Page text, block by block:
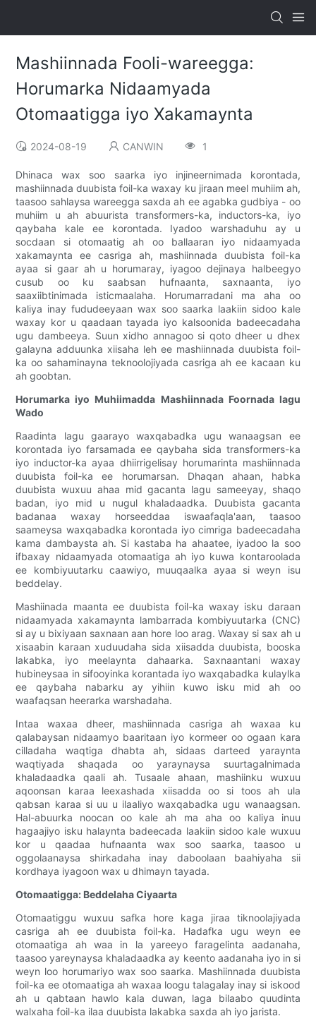
Mashiinnada Fooli-wareegga:
Horumarka Nidaamyada
Otomaatigga iyo Xakamaynta
2024-08-19 CANWIN 1
Dhinaca wax soo saarka iyo injineernimada korontada,
mashiinnada duubista foil-ka waxay ku jiraan meel muhiim ah,
taasoo sahlaysa wareegga saxda ah ee agabka gudbiya - oo
muhiim u ah abuurista transformers-ka, inductors-ka, iyo
qaybaha kale ee korontada. Iyadoo warshaduhu ay u
socdaan si otomaatig ah oo ballaaran iyo nidaamyada
xakamaynta ee casriga ah, mashiinnada duubista foil-ka
ayaa si gaar ah u horumaray, iyagoo dejinaya halbeegyo
cusub oo ku saabsan hufnaanta, saxnaanta, iyo
saaxiibtinimada isticmaalaha. Horumarradani ma aha oo
kaliya inay fududeeyaan wax soo saarka laakiin sidoo kale
waxay kor u qaadaan tayada iyo kalsoonida badeecadaha
ugu dambeeya. Suun xidho annagoo si qoto dheer u dhex
galayna adduunka xiisaha leh ee mashiinnada duubista foil-
ka oo sahaminayna teknoolojiyada casriga ah ee kacaan ku
ah goobtan.
Horumarka iyo Muhiimadda Mashiinnada Foornada lagu
Wado
Raadinta lagu gaarayo waxqabadka ugu wanaagsan ee
korontada iyo farsamada ee qaybaha sida transformers-ka
iyo inductor-ka ayaa dhiirrigelisay horumarinta mashiinnada
duubista foil-ka ee horumarsan. Dhaqan ahaan, habka
duubista wuxuu ahaa mid gacanta lagu sameeyay, shaqo
badan, iyo mid u nugul khaladaadka. Duubista gacanta
badanaa waxay horseeddaa iswaafaqla'aan, taasoo
saameysa waxqabadka korontada iyo cimriga badeecadaha
kama dambaysta ah. Si kastaba ha ahaatee, iyadoo la soo
ifbaxay nidaamyada otomaatiga ah iyo kuwa kontaroolada
ee kombiyuutarku caawiyo, muuqaalka ayaa si weyn isu
beddelay.
Mashiinada maanta ee duubista foil-ka waxay isku daraan
nidaamyada xakamaynta lambarrada kombiyuutarka (CNC)
si ay u bixiyaan saxnaan aan hore loo arag. Waxay si sax ah u
xisaabin karaan xuduudaha sida xiisadda duubista, booska
lakabka, iyo meelaynta dahaarka. Saxnaantani waxay
hubineysaa in sifooyinka korantada iyo waxqabadka kulaylka
ee qaybaha nabarku ay yihiin kuwo isku mid ah oo
waafaqsan heerarka warshadaha.
Intaa waxaa dheer, mashiinnada casriga ah waxaa ku
qalabaysan nidaamyo baaritaan iyo kormeer oo ogaan kara
cilladaha waqtiga dhabta ah, sidaas darteed yaraynta
waqtiyada shaqada oo yaraynaysa suurtagalnimada
khaladaadka qaali ah. Tusaale ahaan, mashiinku wuxuu
aqoonsan karaa leexashada xiisadda oo si toos ah ula
qabsan karaa si uu u ilaaliyo waxqabadka ugu wanaagsan.
Hal-abuurka noocan oo kale ah ma aha oo kaliya inuu
hagaajiyo isku halaynta badeecada laakiin sidoo kale wuxuu
kor u qaadaa hufnaanta wax soo saarka, taasoo u
oggolaanaysa shirkadaha inay daboolaan baahiyaha sii
kordhaya iyagoon wax u dhimayn tayada.
Otomaatigga: Beddelaha Ciyaarta
Otomaatiggu wuxuu safka hore kaga jiraa tiknoolajiyada
casriga ah ee duubista foil-ka. Hadafka ugu weyn ee
otomaatiga ah waa in la yareeyo faragelinta aadanaha,
taasoo yareynaysa khaladaadka ay keento aadanaha iyo in si
weyn loo horumariyo wax soo saarka. Mashiinnada duubista
foil-ka ee otomaatiga ah waxaa loogu talagalay inay si iskood
ah u qabtaan hawlo kala duwan, laga bilaabo quudinta
walxaha foil-ka ilaa duubista lakabka saxda ah iyo jarista.